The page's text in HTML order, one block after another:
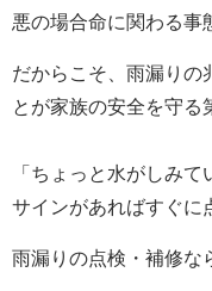
悪の場合命に関わる事
だからこそ、雨漏りの
とが家族の安全を守る
「ちょっと水がしみ
サインがあればすぐに
雨漏りの点検・補修な